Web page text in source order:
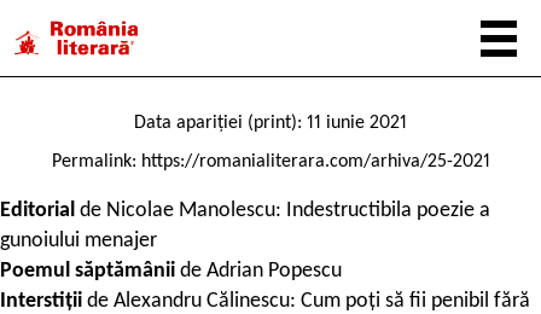
Data apariției (print): 11 iunie 2021
Permalink: https://romanialiterara.com/arhiva/25-2021
Editorial de Nicolae Manolescu: Indestructibila poezie a
gunoiului menajer
Poemul săptămânii de Adrian Popescu
Interstiții de Alexandru Călinescu: Cum poți să fii penibil fără